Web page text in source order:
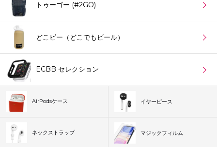
トゥーゴー (#2GO)
どこビー（どこでもビール）
ECBB セレクション
AirPodsケース イヤーピース
ネックストラップ マジックフィルム